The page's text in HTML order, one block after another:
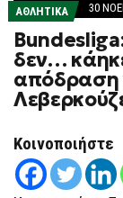
ΑΘΛΗΤΙΚΑ 30
δεν…
απόδραση
Κοινοποιήστε